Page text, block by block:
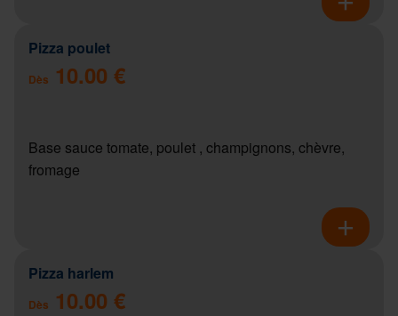
Pizza poulet
Dès 10.00 €
Base sauce tomate, poulet , champignons, chèvre,
fromage
Pizza harlem
Dès 10.00 €